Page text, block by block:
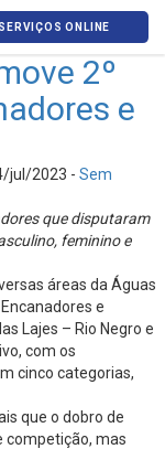
SERVIÇOS ONLINE
2º
e
jul/2023 - Sem
que disputaram
feminino e
áreas da Águas
e
Lajes – Rio Negro e
com os
cinco categorias,
que o dobro de
competição, mas